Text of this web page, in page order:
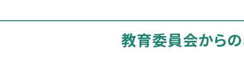
教育委員会から